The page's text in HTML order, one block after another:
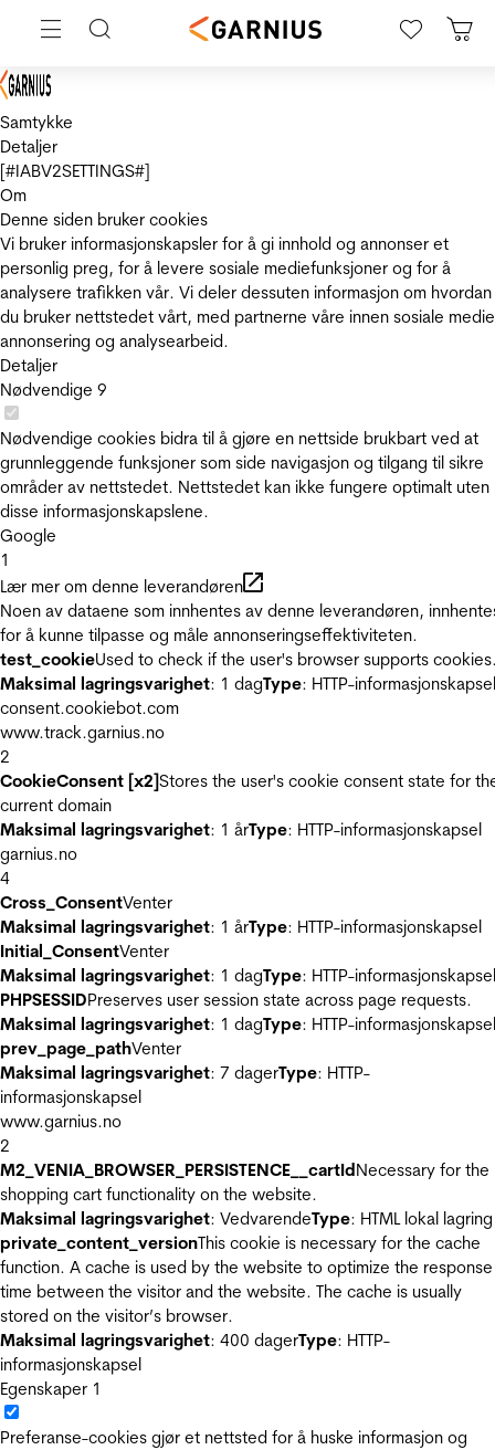
Samtykke
Detaljer
[#IABV2SETTINGS#]
Om
Denne siden bruker cookies
Vi bruker informasjonskapsler for å gi innhold og annonser et
personlig preg, for å levere sosiale mediefunksjoner og for å
analysere trafikken vår. Vi deler dessuten informasjon om hvordan
du bruker nettstedet vårt, med partnerne våre innen sosiale
annonsering og analysearbeid.
Detaljer
Nødvendige 9
Nødvendige cookies bidra til å gjøre en nettside brukbart ved at
grunnleggende funksjoner som side navigasjon og tilgang til sikre
områder av nettstedet. Nettstedet kan ikke fungere optimalt uten
disse informasjonskapslene.
Google
1
Lær mer om denne leverandøren
Noen av dataene som innhentes av denne leverandøren,
for å kunne tilpasse og måle annonseringseffektiviteten.
test_cookieUsed to check if the user's browser supports
Maksimal lagringsvarighet: 1 dagType: HTTP-informasjonskapsel
consent.cookiebot.com
www.track.garnius.no
2
CookieConsent [x2]Stores the user's cookie consent state for
current domain
Maksimal lagringsvarighet: 1 årType: HTTP-informasjonskapsel
garnius.no
4
Cross_ConsentVenter
Maksimal lagringsvarighet: 1 årType: HTTP-informasjonskapsel
Initial_ConsentVenter
Maksimal lagringsvarighet: 1 dagType: HTTP-informasjonskapsel
PHPSESSIDPreserves user session state across page requests.
Maksimal lagringsvarighet: 1 dagType: HTTP-informasjonskapsel
prev_page_pathVenter
Maksimal lagringsvarighet: 7 dagerType: HTTP-
informasjonskapsel
www.garnius.no
2
M2_VENIA_BROWSER_PERSISTENCE__cartIdNecessary for the
shopping cart functionality on the website.
Maksimal lagringsvarighet: VedvarendeType: HTML lokal lagring
private_content_versionThis cookie is necessary for the cache
function. A cache is used by the website to optimize the response
time between the visitor and the website. The cache is usually
stored on the visitor’s browser.
Maksimal lagringsvarighet: 400 dagerType: HTTP-
informasjonskapsel
Egenskaper 1
Preferanse-cookies gjør et nettsted for å huske informasjon og